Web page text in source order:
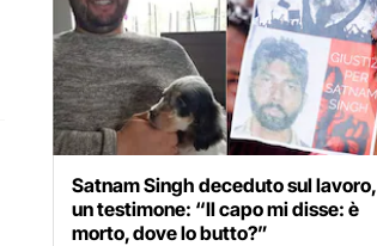
Satnam Singh deceduto sul lavoro,
un testimone: “Il capo mi disse: è
morto, dove lo butto?”